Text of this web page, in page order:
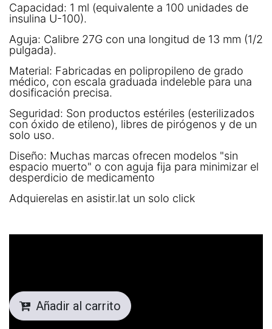
Capacidad: 1 ml (equivalente a 100 unidades de
insulina U-100).
Aguja: Calibre 27G con una longitud de 13 mm (1/2
pulgada).
Material: Fabricadas en polipropileno de grado
médico, con escala graduada indeleble para una
dosificación precisa.
Seguridad: Son productos estériles (esterilizados
con óxido de etileno), libres de pirógenos y de un
solo uso.
Diseño: Muchas marcas ofrecen modelos "sin
espacio muerto" o con aguja fija para minimizar el
desperdicio de medicamento
Adquierelas en asistir.lat un solo click
Añadir al carrito